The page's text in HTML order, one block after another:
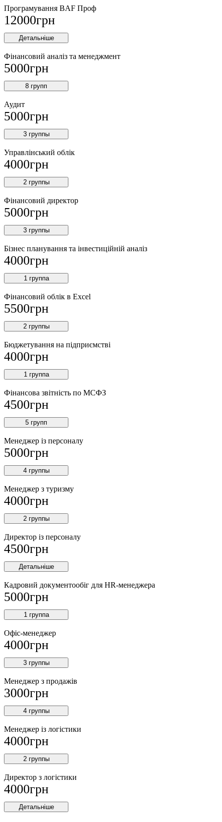
Програмування BAF Проф
12000грн
Детальніше
Фінансовий аналіз та менеджмент
5000грн
8 групп
Аудит
5000грн
3 группы
Управлінський облік
4000грн
2 группы
Фінансовий директор
5000грн
3 группы
Бізнес планування та інвестиційній аналіз
4000грн
1 группа
Фінансовий облiк в Excel
5500грн
2 группы
Бюджетування на підприємстві
4000грн
1 группа
Фінансова звітність по МСФЗ
4500грн
5 групп
Менеджер із персоналу
5000грн
4 группы
Менеджер з туризму
4000грн
2 группы
Директор iз персоналу
4500грн
Детальніше
Кадровий документообіг для HR-менеджера
5000грн
1 группа
Офіс-менеджер
4000грн
3 группы
Менеджер з продажів
3000грн
4 группы
Менеджер із логістики
4000грн
2 группы
Директор з логістики
4000грн
Детальніше